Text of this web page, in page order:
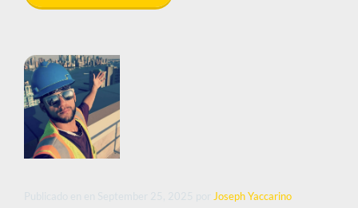
b
o
k
e
n
y
Joseph Yaccarino